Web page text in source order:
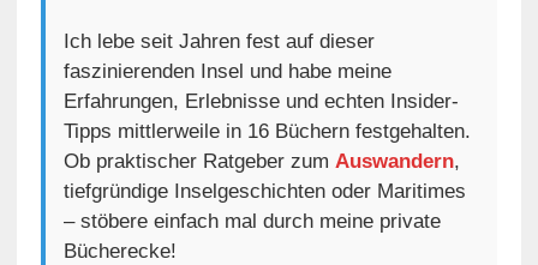
Ich lebe seit Jahren fest auf dieser
faszinierenden Insel und habe meine
Erfahrungen, Erlebnisse und echten Insider-
Tipps mittlerweile in 16 Büchern festgehalten.
Ob praktischer Ratgeber zum Auswandern,
tiefgründige Inselgeschichten oder Maritimes
– stöbere einfach mal durch meine private
Bücherecke!